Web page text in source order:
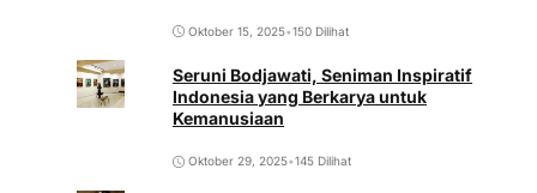
Oktober 15, 2025•150 Dilihat
Seruni Bodjawati, Seniman Inspiratif
Indonesia yang Berkarya untuk
Kemanusiaan
Oktober 29, 2025•145 Dilihat